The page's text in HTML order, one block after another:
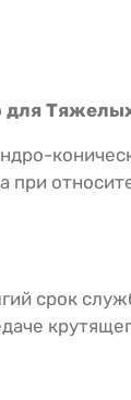
для
при
срок